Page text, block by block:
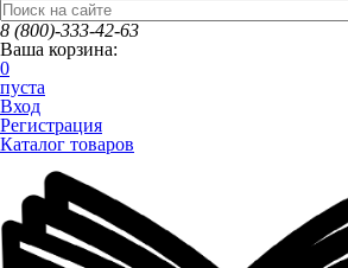
8 (800)-333-42-63
Ваша корзина:
0
пуста
Вход
Регистрация
Каталог товаров